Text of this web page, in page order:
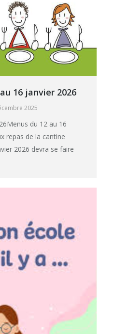
16 janvier 2026
2025
du 12 au 16
repas de la cantine
2026 devra se faire